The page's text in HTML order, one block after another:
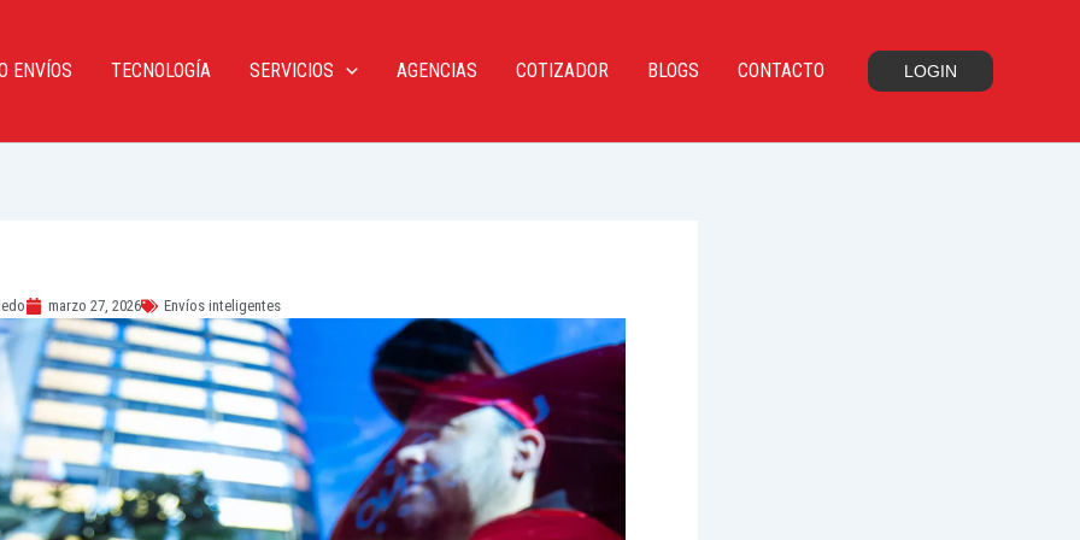
ENVÍOS TECNOLOGÍA SERVICIOS AGENCIAS COTIZADOR BLOGS CONTACTO LOGIN
marzo 27, 2026 Envíos inteligentes